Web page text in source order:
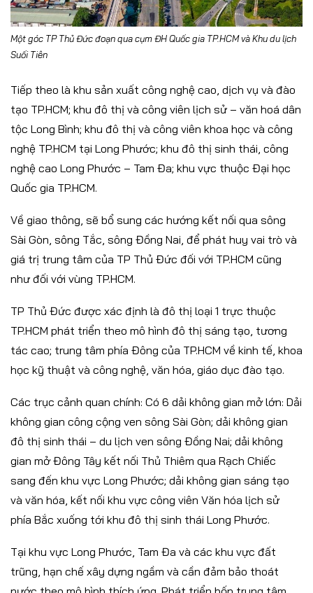
Một góc TP Thủ Đức đoạn qua cụm ĐH Quốc gia TP.HCM và Khu du lịch
Suối Tiên
Tiếp theo là khu sản xuất công nghệ cao, dịch vụ và đào
tạo TP.HCM; khu đô thị và công viên lịch sử – văn hoá dân
tộc Long Bình; khu đô thị và công viên khoa học và công
nghệ TP.HCM tại Long Phước; khu đô thị sinh thái, công
nghệ cao Long Phước – Tam Đa; khu vực thuộc Đại học
Quốc gia TP.HCM.
Về giao thông, sẽ bổ sung các hướng kết nối qua sông
Sài Gòn, sông Tắc, sông Đồng Nai, để phát huy vai trò và
giá trị trung tâm của TP Thủ Đức đối với TP.HCM cũng
như đối với vùng TP.HCM.
TP Thủ Đức được xác định là đô thị loại 1 trực thuộc
TP.HCM phát triển theo mô hình đô thị sáng tạo, tương
tác cao; trung tâm phía Đông của TP.HCM về kinh tế, khoa
học kỹ thuật và công nghệ, văn hóa, giáo dục đào tạo.
Các trục cảnh quan chính: Có 6 dải không gian mở lớn: Dải
không gian công cộng ven sông Sài Gòn; dải không gian
đô thị sinh thái – du lịch ven sông Đồng Nai; dải không
gian mở Đông Tây kết nối Thủ Thiêm qua Rạch Chiếc
sang đến khu vực Long Phước; dải không gian sáng tạo
và văn hóa, kết nối khu vực công viên Văn hóa lịch sử
phía Bắc xuống tới khu đô thị sinh thái Long Phước.
Tại khu vực Long Phước, Tam Đa và các khu vực đất
trũng, hạn chế xây dựng ngầm và cần đảm bảo thoát